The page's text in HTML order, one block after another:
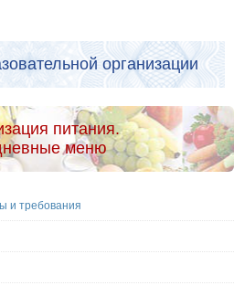
организации
питания.
меню
и требования